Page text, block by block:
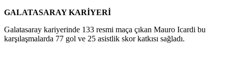
GALATASARAY KARİYERİ
Galatasaray kariyerinde 133 resmi maça çıkan Mauro Icardi bu
karşılaşmalarda 77 gol ve 25 asistlik skor katkısı sağladı.